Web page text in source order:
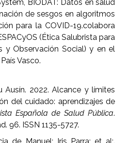
BIODAT: Datos en salud
de sesgos en algoritmos
para la COVID-19.colabora
(Ética Salubrista para
y Observación Social) y en el
Vasco.
Ausín. 2022. Alcance y límites
del cuidado: aprendizajes de
Española de Salud Pública.
96. ISSN 1135-5727.